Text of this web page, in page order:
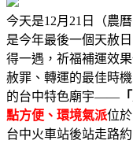
今天是12月21日（農
是今年最後一個天赦
得一遇，祈福補運效
赦罪、轉運的最佳時
的台中特色廟宇——
點方便、環境氣派位
台中火車站後站走路